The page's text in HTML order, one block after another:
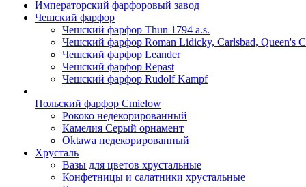
Императорский фарфоровый завод
Чешский фарфор
Чешский фарфор Thun 1794 a.s.
Чешский фарфор Roman Lidicky, Carlsbad, Queen's
Чешский фарфор Leander
Чешский фарфор Repast
Чешский фарфор Rudolf Kampf
Польский фарфор Сmielow
Рококо недекорированный
Камелия Серый орнамент
Oktawa недекорированный
Хрусталь
Вазы для цветов хрустальные
Конфетницы и салатники хрустальные